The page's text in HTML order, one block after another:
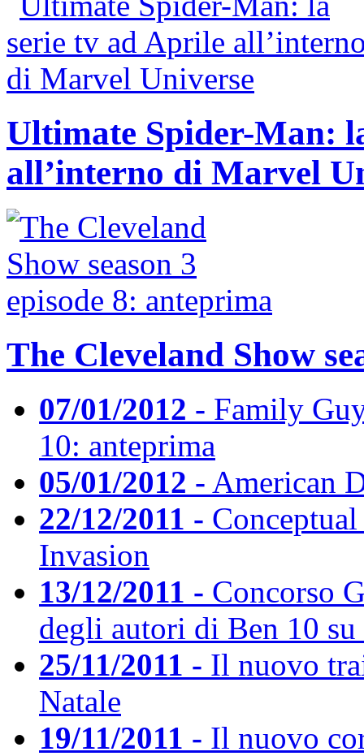
Ultimate Spider-Man:
all’interno di Marvel
The Cleveland Show
07/01/2012 - Family
10: anteprima
05/01/2012 - American
22/12/2011 -
Invasion
13/12/2011 - Concorso
degli autori di Ben 10
25/11/2011 - Il nuovo
Natale
19/11/2011 - Il nuovo